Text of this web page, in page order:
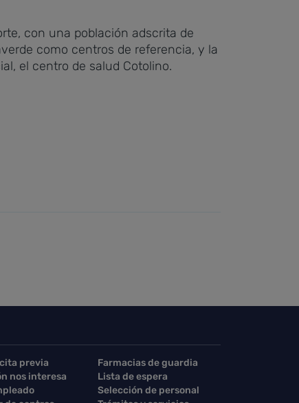
con una población adscrita de
como centros de referencia, y la
el centro de salud Cotolino.
previa
Farmacias de guardia
nos interesa
Lista de espera
Selección de personal